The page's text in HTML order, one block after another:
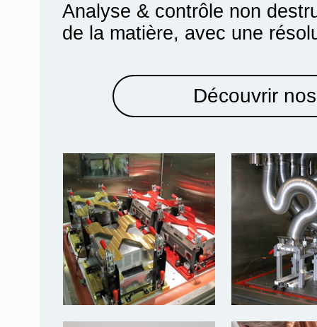
Analyse & contrôle non
de la matière, avec une
Découvrir